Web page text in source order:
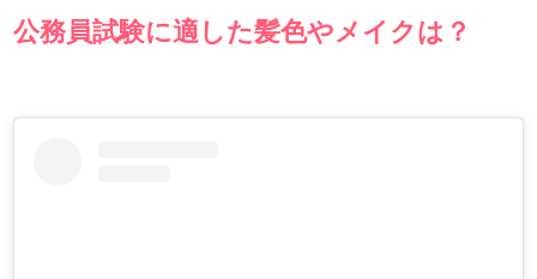
公務員試験に適した髪色やメイクは？